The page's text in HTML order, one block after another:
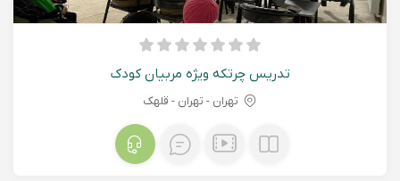
تدریس چرتکه ویژه مربیان کودک
تهران - تهران - قلهک